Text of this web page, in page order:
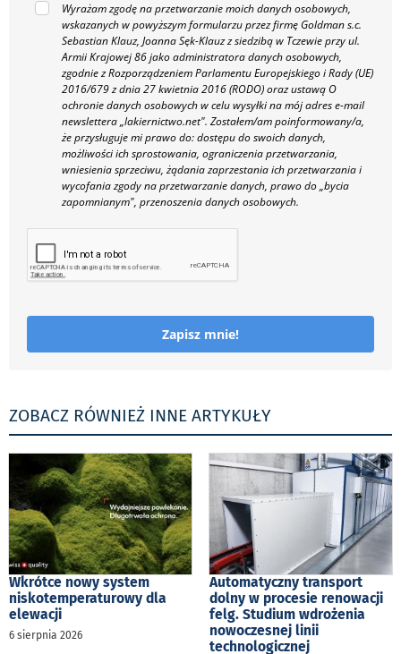
Wyrażam zgodę na przetwarzanie moich danych osobowych,
wskazanych w powyższym formularzu przez firmę Goldman s.c.
Sebastian Klauz, Joanna Sęk-Klauz z siedzibą w Tczewie przy ul.
Armii Krajowej 86 jako administratora danych osobowych,
zgodnie z Rozporządzeniem Parlamentu Europejskiego i Rady (UE)
2016/679 z dnia 27 kwietnia 2016 (RODO) oraz ustawą O
ochronie danych osobowych w celu wysyłki na mój adres e-mail
newslettera „lakiernictwo.net". Zostałem/am poinformowany/a,
że przysługuje mi prawo do: dostępu do swoich danych,
możliwości ich sprostowania, ograniczenia przetwarzania,
wniesienia sprzeciwu, żądania zaprzestania ich przetwarzania i
wycofania zgody na przetwarzanie danych, prawo do „bycia
zapomnianym", przenoszenia danych osobowych.
Zapisz mnie!
ZOBACZ RÓWNIEŻ INNE ARTYKUŁY
Wkrótce nowy system
niskotemperaturowy dla
elewacji
6 sierpnia 2026
Automatyczny transport
dolny w procesie renowacji
felg. Studium wdrożenia
nowoczesnej linii
technologicznej